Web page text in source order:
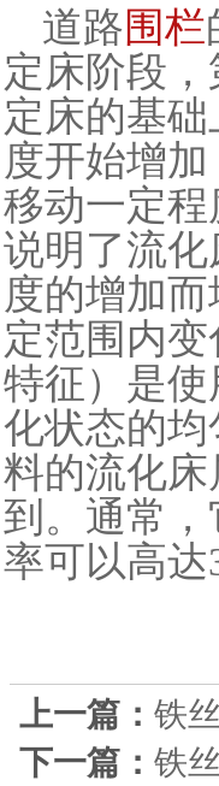
道路围栏
定床阶段
定床的基
度开始增
移动一定
说明了流
度的增加
定范围内
特征）是
化状态的
料的流化
到。通常
率可以高
上一篇： 铁
下一篇： 铁